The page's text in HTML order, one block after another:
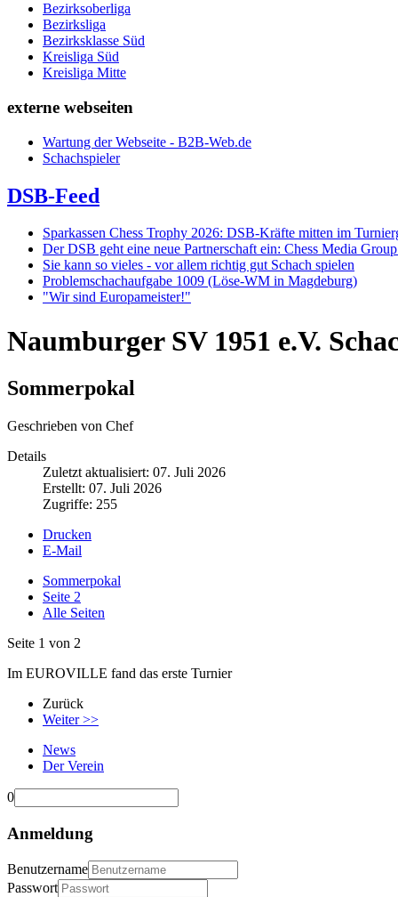
Bezirksoberliga
Bezirksliga
Bezirksklasse Süd
Kreisliga Süd
Kreisliga Mitte
externe webseiten
Wartung der Webseite - B2B-Web.de
Schachspieler
DSB-Feed
Sparkassen Chess Trophy 2026: DSB-Kräfte mitten im
Der DSB geht eine neue Partnerschaft ein: Chess Media
Sie kann so vieles - vor allem richtig gut Schach spielen
Problemschachaufgabe 1009 (Löse-WM in Magdeburg)
"Wir sind Europameister!"
Naumburger SV 1951 e.V.
Sommerpokal
Geschrieben von Chef
Details
Zuletzt aktualisiert: 07. Juli 2026
Erstellt: 07. Juli 2026
Zugriffe: 255
Drucken
E-Mail
Sommerpokal
Seite 2
Alle Seiten
Seite 1 von 2
Im EUROVILLE fand das erste Turnier
Zurück
Weiter >>
News
Der Verein
0
Anmeldung
Benutzername
Passwort